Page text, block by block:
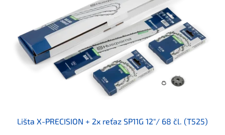
Lišta X-PRECISION + 2x reťaz SP11G 12"/ 68 čl. (T525)